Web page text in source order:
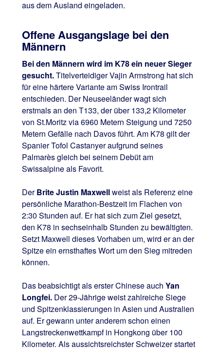
aus dem Ausland eingeladen.
Offene Ausgangslage bei den
Männern
Bei den Männern wird im K78 ein neuer Sieger
gesucht.Titelverteidiger Vajin Armstrong hat sich
für eine härtere Variante am Swiss Irontrail
entschieden. Der Neuseeländer wagt sich
erstmals an den T133, der über 133,2 Kilometer
von St.Moritz via 6960 Metern Steigung und 7250
Metern Gefälle nach Davos führt. Am K78 gilt der
Spanier Tofol Castanyer aufgrund seines
Palmarès gleich bei seinem Debüt am
Swissalpine als Favorit.
DerBrite Justin Maxwellweist als Referenz eine
persönliche Marathon-Bestzeit im Flachen von
2:30 Stunden auf. Er hat sich zum Ziel gesetzt,
den K78 in sechseinhalb Stunden zu bewältigten.
Setzt Maxwell dieses Vorhaben um, wird er an der
Spitze ein ernsthaftes Wort um den Sieg mitreden
können.
Das beabsichtigt als erster Chinese auch Yan
Longfei.Der 29-Jährige weist zahlreiche Siege
und Spitzenklassierungen in Asien und Australien
auf. Er gewann unter anderem schon einen
Langstreckenwettkampf in Hongkong über 100
Kilometer. Als aussichtsreichster Schweizer startet